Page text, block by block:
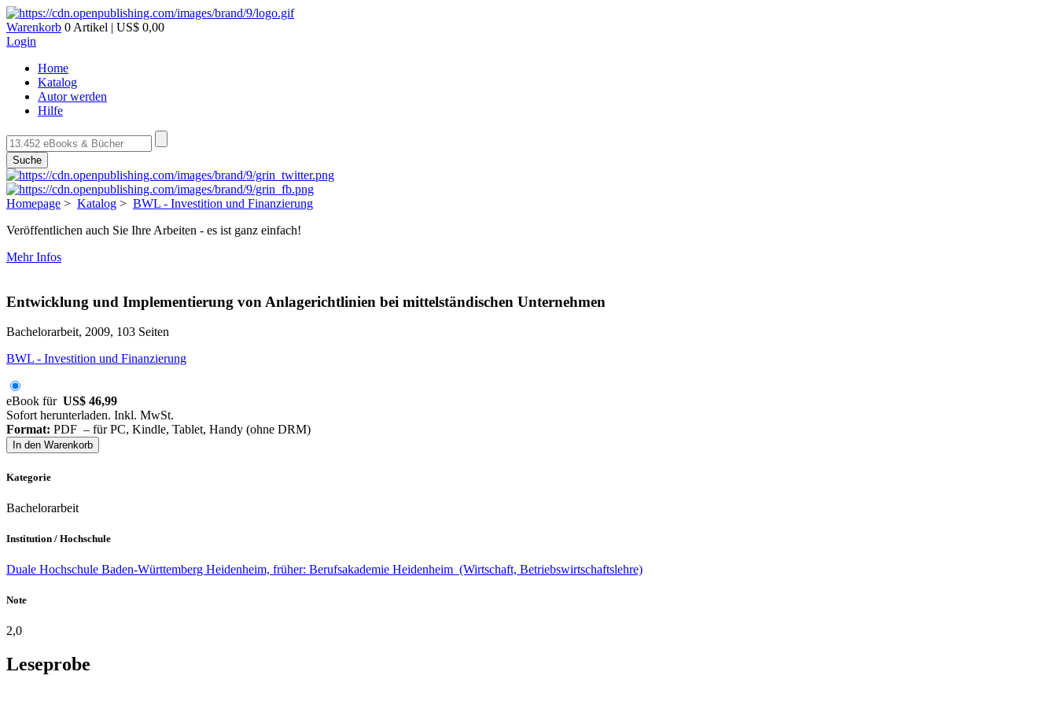
Warenkorb 0 Artikel | US$ 0,00
Login
Home
Katalog
Autor werden
Hilfe
Suche
Homepage > Katalog > BWL - Investition und Finanzierung
Veröffentlichen auch Sie Ihre Arbeiten - es ist ganz einfach!
Mehr Infos
Entwicklung und Implementierung von Anlagerichtlinien bei mittelständischen Unternehmen
Bachelorarbeit, 2009, 103 Seiten
BWL - Investition und Finanzierung
eBook für US$ 46,99
Sofort herunterladen. Inkl. MwSt.
Format: PDF – für PC, Kindle, Tablet, Handy (ohne DRM)
In den Warenkorb
Kategorie
Bachelorarbeit
Institution / Hochschule
Duale Hochschule Baden-Württemberg Heidenheim, früher: Berufsakademie Heidenheim (Wirtschaft, Betriebswirtschaftslehre)
Note
2,0
Leseprobe